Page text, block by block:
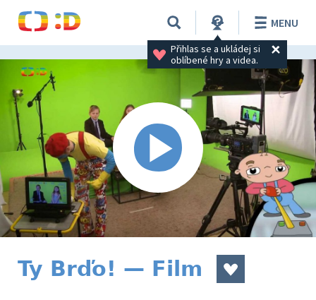
Přihlas se a ukládej si
oblíbené hry a videa.
MENU
Ty Brďo! — Film